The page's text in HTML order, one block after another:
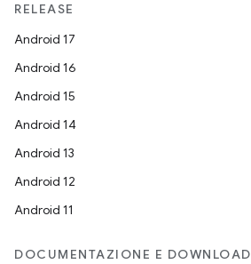
RELEASE
Android 17
Android 16
Android 15
Android 14
Android 13
Android 12
Android 11
DOCUMENTAZIONE E DOWNLOAD